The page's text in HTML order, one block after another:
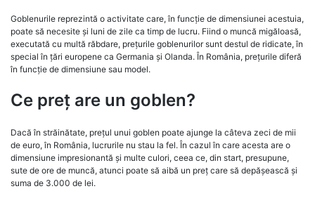
Goblenurile reprezintă o activitate care, în funcție de dimensiunei acestuia,
poate să necesite și luni de zile ca timp de lucru. Fiind o muncă migăloasă,
executată cu multă răbdare, prețurile goblenurilor sunt destul de ridicate, în
special în țări europene ca Germania și Olanda. În România, prețurile diferă
în funcție de dimensiune sau model.
Ce preț are un goblen?
Dacă în străinătate, prețul unui goblen poate ajunge la câteva zeci de mii
de euro, în România, lucrurile nu stau la fel. În cazul în care acesta are o
dimensiune impresionantă și multe culori, ceea ce, din start, presupune,
sute de ore de muncă, atunci poate să aibă un preț care să depășească și
suma de 3.000 de lei.